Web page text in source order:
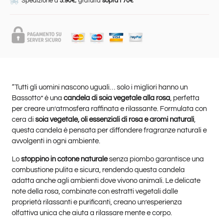
“Tutti gli uomini nascono uguali… solo i migliori hanno un
Bassotto” è una candela di soia vegetale alla rosa, perfetta
per creare un’atmosfera raffinata e rilassante. Formulata con
cera di soia vegetale, oli essenziali di rosa e aromi naturali,
questa candela è pensata per diffondere fragranze naturali e
avvolgenti in ogni ambiente.
Lo stoppino in cotone naturalesenza piombo garantisce una
combustione pulita e sicura, rendendo questa candela
adatta anche agli ambienti dove vivono animali. Le delicate
note della rosa, combinate con estratti vegetali dalle
proprietà rilassanti e purificanti, creano un’esperienza
olfattiva unica che aiuta a rilassare mente e corpo.